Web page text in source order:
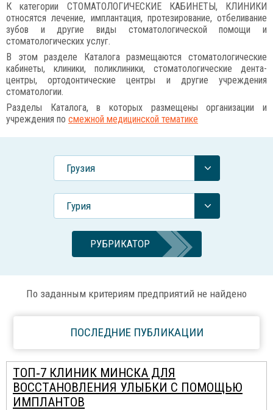
К категории СТОМАТОЛОГИЧЕСКИЕ КАБИНЕТЫ, КЛИНИКИ
относятся лечение, имплантация, протезирование, отбеливание
зубов и другие виды стоматологической помощи и
стоматологических услуг.
В этом разделе Каталога размещаются стоматологические
кабинеты, клиники, поликлиники, стоматологические дента-
центры, ортодонтические центры и другие учреждения
стоматологии.
Разделы Каталога, в которых размещены организации и
учреждения по смежной медицинской тематике
Грузия
Гурия
РУБРИКАТОР
По заданным критериям предприятий не найдено
ПОСЛЕДНИЕ ПУБЛИКАЦИИ
ТОП‑7 КЛИНИК МИНСКА ДЛЯ
ВОССТАНОВЛЕНИЯ УЛЫБКИ С ПОМОЩЬЮ
ИМПЛАНТОВ